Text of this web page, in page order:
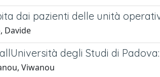
dai pazienti delle unità
Davide
degli Studi di
Viwanou